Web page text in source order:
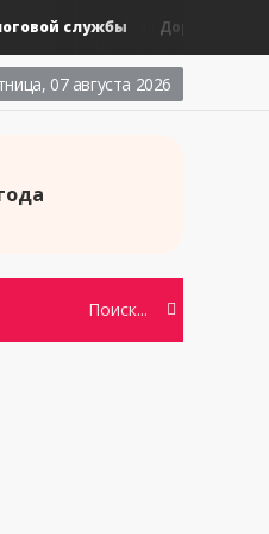
службы Дорамы
07 августа 2026